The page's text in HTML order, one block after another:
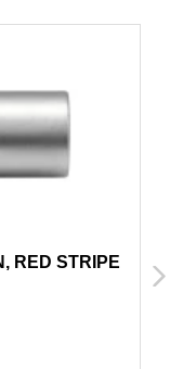
RED STRIPE
Next